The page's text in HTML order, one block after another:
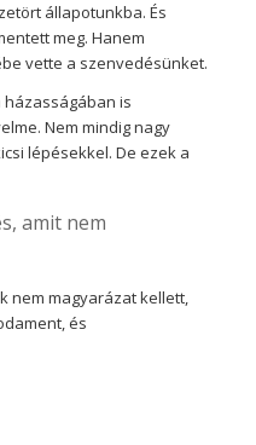
állapotunkba. És
meg. Hanem
vette a szenvedésünket.
házasságában is
Nem mindig nagy
lépésekkel. De ezek a
amit nem
nem magyarázat kellett,
és